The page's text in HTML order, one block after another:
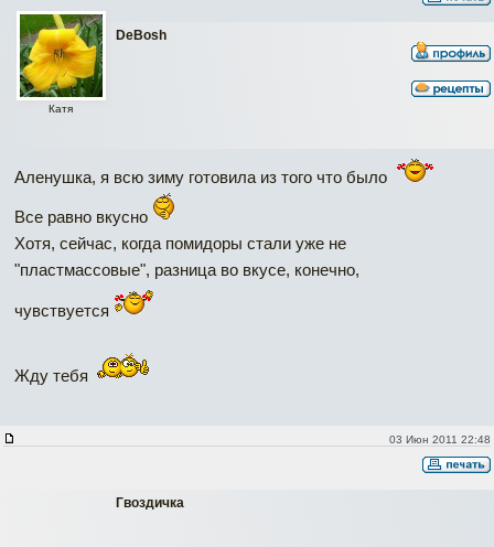
DeBosh
Катя
Аленушка, я всю зиму готовила из того что было
Все равно вкусно
Хотя, сейчас, когда помидоры стали уже не
"пластмассовые", разница во вкусе, конечно,
чувствуется
Жду тебя
03 Июн 2011 22:48
Гвоздичка